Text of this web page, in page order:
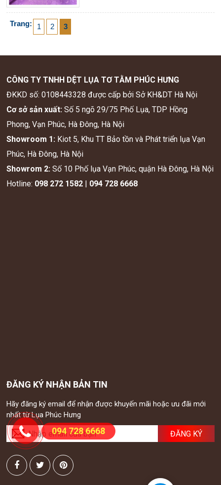
Trang: 1 2 3
CÔNG TY TNHH DỆT LỤA TƠ TẰM PHÚC HƯNG
ĐKKD số: 0108443328 được cấp bởi Sở KH&DT Hà Nội
Cơ sở sản xuất: Số 5 ngõ 29/75 Phố Lụa, TDP Hồng
Phong, Vạn Phúc, Hà Đông, Hà Nội
Showroom 1: Kiot 5, Khu TT Bảo tồn và Phát triển lụa Vạn
Phúc, Hà Đông, Hà Nội
Showrom 2:Số 10 Phố lụa Vạn Phúc, quận Hà Đông, Hà Nội
Hotline: 098 272 1582 094 728 6668
ĐĂNG KÝ NHẬN BẢN TIN
Hãy đăng ký email để nhận được khuyến mãi hoặc ưu đãi mới
nhất từ Lụa Phúc Hưng
094 728 6668